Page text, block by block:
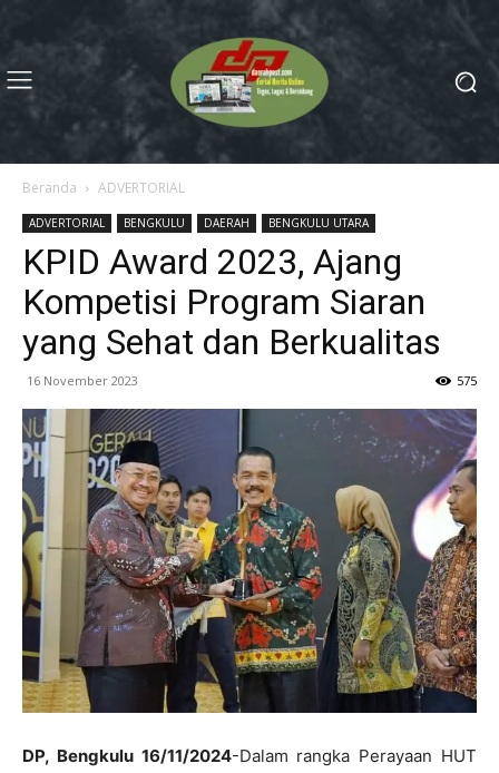
Beranda ADVERTORIAL
ADVERTORIAL BENGKULU DAERAH BENGKULU UTARA
KPID Award 2023, Ajang
Kompetisi Program Siaran
yang Sehat dan Berkualitas
16 November 2023 575
DP, Bengkulu 16/11/2024-Dalam rangka Perayaan HUT